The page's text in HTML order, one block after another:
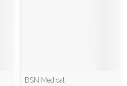
BSN Medical